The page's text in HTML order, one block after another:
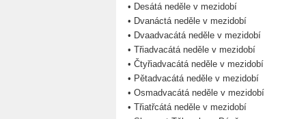
• Desátá neděle v mezidobí
• Dvanáctá neděle v mezidobí
• Dvaadvacátá neděle v mezidobí
• Třiadvacátá neděle v mezidobí
• Čtyřiadvacátá neděle v mezidobí
• Pětadvacátá neděle v mezidobí
• Osmadvacátá neděle v mezidobí
• Třiatřcátá neděle v mezidobí